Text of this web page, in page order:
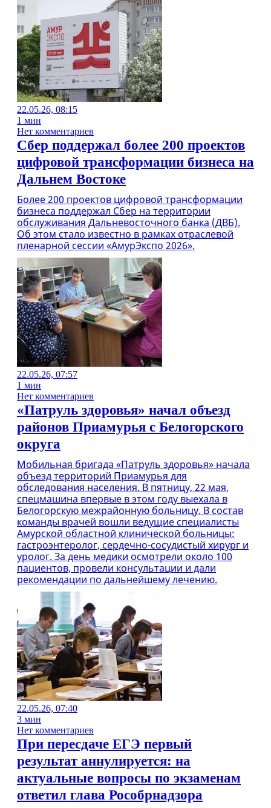
22.05.26, 08:15
1 мин
Нет комментариев
Сбер поддержал более 200 проектов
цифровой трансформации бизнеса на
Дальнем Востоке
Более 200 проектов цифровой трансформации
бизнеса поддержал Сбер на территории
обслуживания Дальневосточного банка (ДВБ).
Об этом стало известно в рамках отраслевой
пленарной сессии «АмурЭкспо 2026».
22.05.26, 07:57
1 мин
Нет комментариев
«Патруль здоровья» начал объезд
районов Приамурья с Белогорского
округа
Мобильная бригада «Патруль здоровья» начала
объезд территорий Приамурья для
обследования населения. В пятницу, 22 мая,
спецмашина впервые в этом году выехала в
Белогорскую межрайонную больницу. В состав
команды врачей вошли ведущие специалисты
Амурской областной клинической больницы:
гастроэнтеролог, сердечно-сосудистый хирург и
уролог. За день медики осмотрели около 100
пациентов, провели консультации и дали
рекомендации по дальнейшему лечению.
22.05.26, 07:40
3 мин
Нет комментариев
При пересдаче ЕГЭ первый
результат аннулируется: на
актуальные вопросы по экзаменам
ответил глава Рособрнадзора